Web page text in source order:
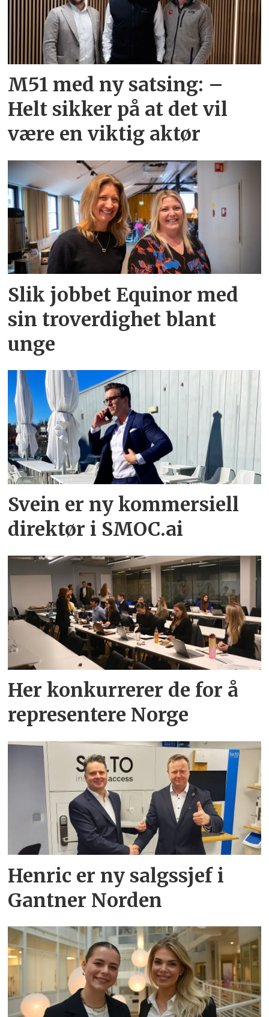
M51 med ny satsing: –
Helt sikker på at det vil
være en viktig aktør
Slik jobbet Equinor med
sin troverdighet blant
unge
Svein er ny kommersiell
direktør i SMOC.ai
Her konkurrerer de for å
representere Norge
Henric er ny salgssjef i
Gantner Norden